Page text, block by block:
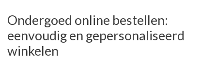
Ondergoed online bestellen:
eenvoudig en gepersonaliseerd
winkelen